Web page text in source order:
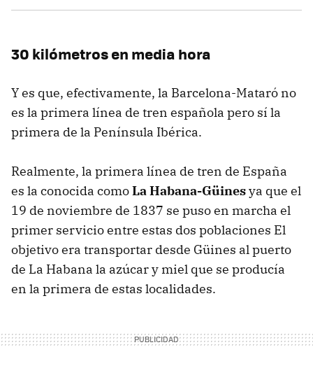
30 kilómetros en media hora
Y es que, efectivamente, la Barcelona-Mataró no
es la primera línea de tren española pero sí la
primera de la Península Ibérica.
Realmente, la primera línea de tren de España
es la conocida comoLa Habana-Güinesya que el
19 de noviembre de 1837 se puso en marcha el
primer servicio entre estas dos poblaciones El
objetivo era transportar desde Güines al puerto
de La Habana la azúcar y miel que se producía
en la primera de estas localidades.